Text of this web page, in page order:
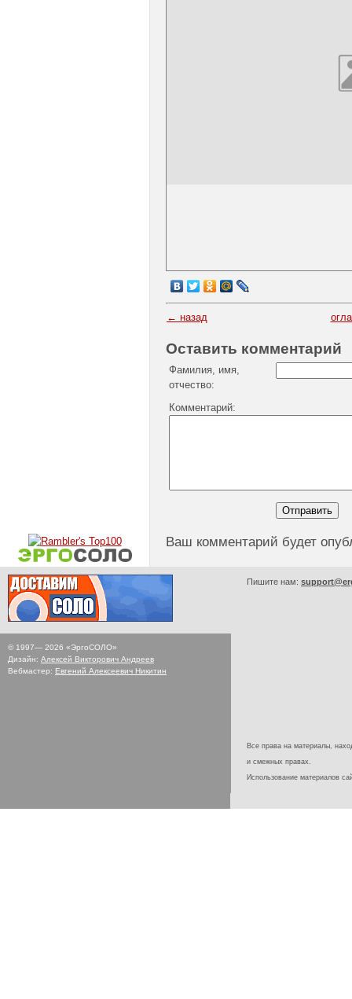
← назад
Оставить комментарий
Фамилия, имя,
отчество:
Комментарий:
Ваш комментарий будет
© 1997— 2026 «ЭргоСОЛО»
Дизайн: Алексей Викторович Андреев
Вебмастер: Евгений Алексеевич Никитин
Пишите нам:
Все права на материалы,
и смежных правах.
Использование материалов